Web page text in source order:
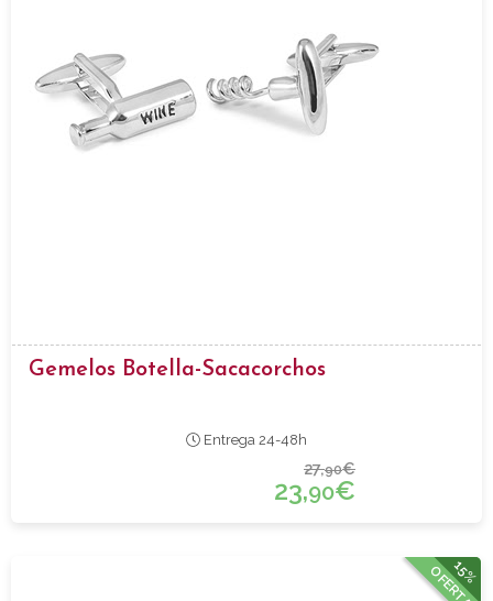
Gemelos Botella-Sacacorchos
Entrega 24-48h
27,90€
23,90€
15%
OFERTA